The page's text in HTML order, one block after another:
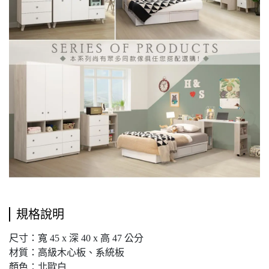
規格說明
尺寸：寬 45 x 深 40 x 高 47 公分
材質：高級木心板、系統板
顏色：北歐白